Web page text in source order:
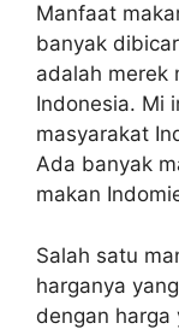
Manfaat
banyak
adalah merek
Indonesia. Mi
masyarakat
Ada banyak
makan
Salah satu
harganya
dengan harga